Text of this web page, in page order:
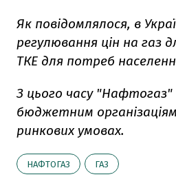
Як повідомлялося, в
регулювання цін на газ
ТКЕ для потреб
З цього часу
бюджетним
ринкових умовах.
НАФТОГАЗ ГАЗ